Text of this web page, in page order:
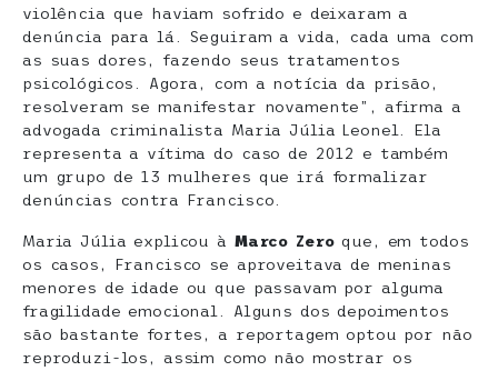
violência que haviam sofrido e deixaram a
denúncia para lá. Seguiram a vida, cada uma com
as suas dores, fazendo seus tratamentos
psicológicos. Agora, com a notícia da prisão,
resolveram se manifestar novamente”, afirma a
advogada criminalista Maria Júlia Leonel. Ela
representa a vítima do caso de 2012 e também
um grupo de 13 mulheres que irá formalizar
denúncias contra Francisco.
Maria Júlia explicou à Marco Zeroque, em todos
os casos, Francisco se aproveitava de meninas
menores de idade ou que passavam por alguma
fragilidade emocional. Alguns dos depoimentos
são bastante fortes, a reportagem optou por não
reproduzi-los, assim como não mostrar os